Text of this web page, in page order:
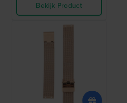
Bekijk Product